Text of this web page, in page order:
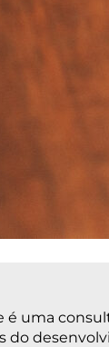
é uma
do